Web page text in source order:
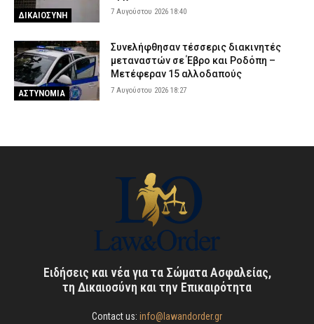
ΔΙΚΑΙΟΣΥΝΗ 7 Αυγούστου 2026 18:40
ΑΣΤΥΝΟΜΙΑ
Συνελήφθησαν τέσσερις διακινητές
μεταναστών σε Έβρο και Ροδόπη –
Μετέφεραν 15 αλλοδαπούς
7 Αυγούστου 2026 18:27
Ειδήσεις και νέα για τα Σώματα Ασφαλείας,
τη Δικαιοσύνη και την Επικαιρότητα
Contact us: info@lawandorder.gr